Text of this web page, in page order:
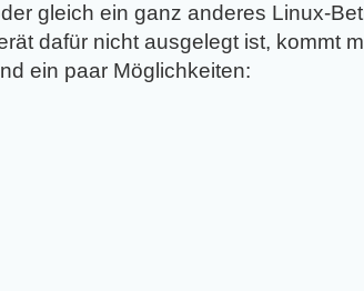
gleich ein ganz anderes Linux-
dafür nicht ausgelegt ist, kommt
ein paar Möglichkeiten: